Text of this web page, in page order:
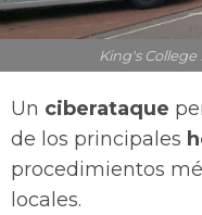
King's
Un ciberataque
de los principales
procedimientos
locales.